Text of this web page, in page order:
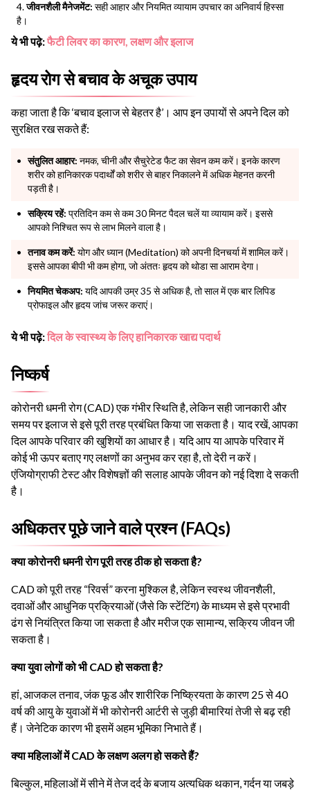
जीवनशैली मैनेजमेंट: सही आहार और नियमित व्यायाम उपचार का अनिवार्य हिस्सा
है।
ये भी पढ़े:फैटी लिवर का कारण, लक्षण और इलाज
हृदय रोग से बचाव के अचूक उपाय
कहा जाता है कि ‘बचाव इलाज से बेहतर है’। आप इन उपायों से अपने दिल को
सुरक्षित रख सकते हैं:
संतुलित आहार: नमक, चीनी और सैचुरेटेड फैट का सेवन कम करें। इनके कारण
शरीर को हानिकारक पदार्थों को शरीर से बाहर निकालने में अधिक मेहनत करनी
पड़ती है।
सक्रिय रहें: प्रतिदिन कम से कम 30 मिनट पैदल चलें या व्यायाम करें। इससे
आपको निश्चित रूप से लाभ मिलने वाला है।
तनाव कम करें: योग और ध्यान (Meditation) को अपनी दिनचर्या में शामिल करें।
इससे आपका बीपी भी कम होगा, जो अंततः हृदय को थोडा सा आराम देगा।
नियमित चेकअप: यदि आपकी उम्र 35 से अधिक है, तो साल में एक बार लिपिड
प्रोफाइल और हृदय जांच जरूर कराएं।
ये भी पढ़े:दिल के स्वास्थ्य के लिए हानिकारक खाद्य पदार्थ
निष्कर्ष
कोरोनरी धमनी रोग (CAD) एक गंभीर स्थिति है, लेकिन सही जानकारी और
समय पर इलाज से इसे पूरी तरह प्रबंधित किया जा सकता है। याद रखें, आपका
दिल आपके परिवार की खुशियों का आधार है। यदि आप या आपके परिवार में
कोई भी ऊपर बताए गए लक्षणों का अनुभव कर रहा है, तो देरी न करें।
एंजियोग्राफी टेस्ट और विशेषज्ञों की सलाह आपके जीवन को नई दिशा दे सकती
है।
अधिकतर पूछे जाने वाले प्रश्न (FAQs)
क्या कोरोनरी धमनी रोग पूरी तरह ठीक हो सकता है?
CAD को पूरी तरह “रिवर्स” करना मुश्किल है, लेकिन स्वस्थ जीवनशैली,
दवाओं और आधुनिक प्रक्रियाओं (जैसे कि स्टेंटिंग) के माध्यम से इसे प्रभावी
ढंग से नियंत्रित किया जा सकता है और मरीज एक सामान्य, सक्रिय जीवन जी
सकता है।
क्या युवा लोगों को भी CAD हो सकता है?
हां, आजकल तनाव, जंक फूड और शारीरिक निष्क्रियता के कारण 25 से 40
वर्ष की आयु के युवाओं में भी कोरोनरी आर्टरी से जुड़ी बीमारियां तेजी से बढ़ रही
हैं। जेनेटिक कारण भी इसमें अहम भूमिका निभाते हैं।
क्या महिलाओं में CAD के लक्षण अलग हो सकते हैं?
बिल्कुल, महिलाओं में सीने में तेज दर्द के बजाय अत्यधिक थकान, गर्दन या जबड़े